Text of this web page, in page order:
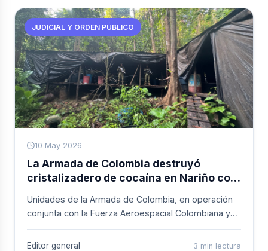
transporte en Buenaventura.
JUDICIAL Y ORDEN PÚBLICO
10 May 2026
La Armada de Colombia destruyó
cristalizadero de cocaína en Nariño con
Unidades de la Armada de Colombia, en operación
conjunta con la Fuerza Aeroespacial Colombiana y
destruyeron un laboratorio de procesamiento de
Editor general 3 min lectura